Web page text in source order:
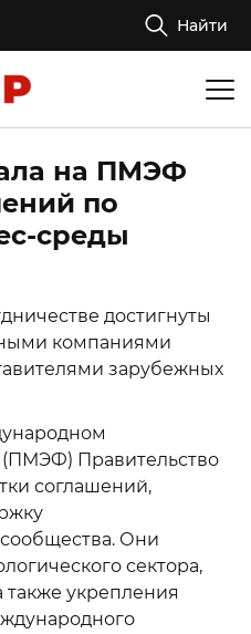
Найти
на ПМЭФ
по
среды
достигнуты
компаниями
зарубежных
Правительство
соглашений,
Они
сектора,
укрепления